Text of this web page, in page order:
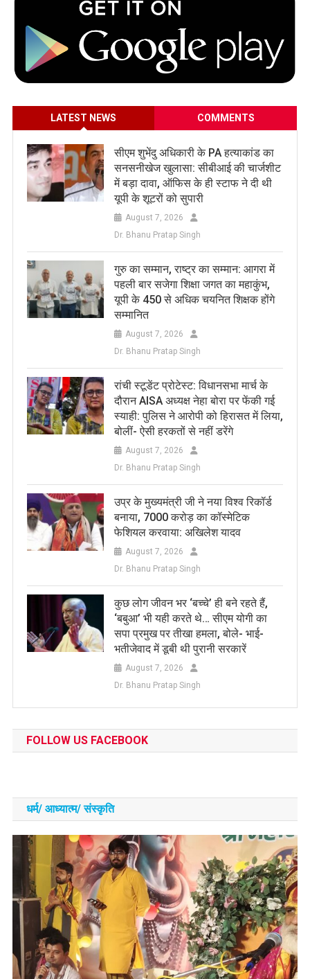
LATEST NEWS COMMENTS
सीएम शुभेंदु अधिकारी के PA हत्याकांड का
सनसनीखेज खुलासा: सीबीआई की चार्जशीट
में बड़ा दावा, ऑफिस के ही स्टाफ ने दी थी
यूपी के शूटरों को सुपारी
August 7, 2026
Dr. Bhanu Pratap Singh
​गुरु का सम्मान, राष्ट्र का सम्मान: आगरा में
पहली बार सजेगा शिक्षा जगत का महाकुंभ,
यूपी के 450 से अधिक चयनित शिक्षक होंगे
सम्मानित
August 7, 2026
Dr. Bhanu Pratap Singh
रांची स्टूडेंट प्रोटेस्ट: विधानसभा मार्च के
दौरान AISA अध्यक्ष नेहा बोरा पर फेंकी गई
स्याही: पुलिस ने आरोपी को हिरासत में लिया,
बोलीं- ऐसी हरकतों से नहीं डरेंगे
August 7, 2026
Dr. Bhanu Pratap Singh
उप्र के मुख्यमंत्री जी ने नया विश्व रिकॉर्ड
बनाया, 7000 करोड़ का कॉस्मेटिक
फेशियल करवाया: अखिलेश यादव
August 7, 2026
Dr. Bhanu Pratap Singh
कुछ लोग जीवन भर ‘बच्चे’ ही बने रहते हैं,
‘बबुआ’ भी यही करते थे… सीएम योगी का
सपा प्रमुख पर तीखा हमला, बोले- भाई-
भतीजेवाद में डूबी थी पुरानी सरकारें
August 7, 2026
Dr. Bhanu Pratap Singh
FOLLOW US FACEBOOK
धर्म/ आध्‍यात्‍म/ संस्‍कृति